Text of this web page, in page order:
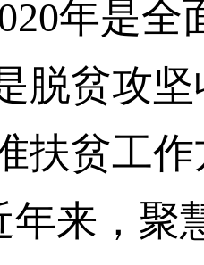
年是全
脱贫攻
扶贫工
，聚慧